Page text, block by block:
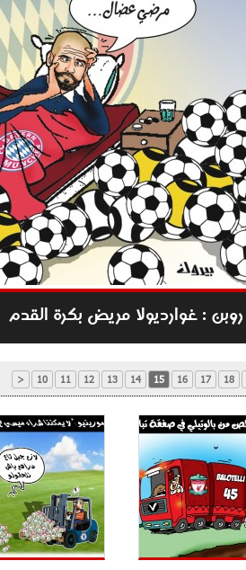
روبن : غوارديولا مريض بكرة القدم
< 10 11 12 13 14 15 16 17 18